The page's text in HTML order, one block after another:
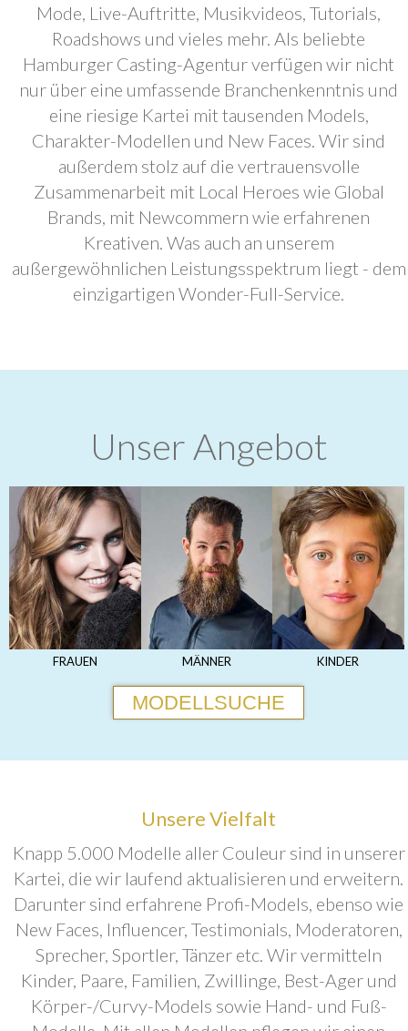
Mode, Live-Auftritte, Musikvideos, Tutorials,
Roadshows und vieles mehr. Als beliebte
Hamburger Casting-Agentur verfügen wir nicht
nur über eine umfassende Branchenkenntnis und
eine riesige Kartei mit tausenden Models,
Charakter-Modellen und New Faces. Wir sind
außerdem stolz auf die vertrauensvolle
Zusammenarbeit mit Local Heroes wie Global
Brands, mit Newcommern wie erfahrenen
Kreativen. Was auch an unserem
außergewöhnlichen Leistungsspektrum liegt - dem
einzigartigen Wonder-Full-Service.
Unser Angebot
FRAUEN MÄNNER KINDER
MODELLSUCHE
Unsere Vielfalt
Knapp 5.000 Modelle aller Couleur sind in unserer
Kartei, die wir laufend aktualisieren und erweitern.
Darunter sind erfahrene Profi-Models, ebenso wie
New Faces, Influencer, Testimonials, Moderatoren,
Sprecher, Sportler, Tänzer etc. Wir vermitteln
Kinder, Paare, Familien, Zwillinge, Best-Ager und
Körper-/Curvy-Models sowie Hand- und Fuß-